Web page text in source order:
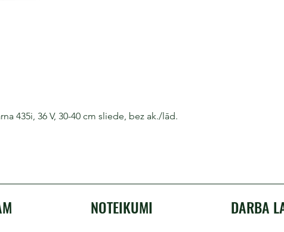
435i, 36 V, 30-40 cm sliede, bez ak./lād.
NOTEIKUMI DARBA